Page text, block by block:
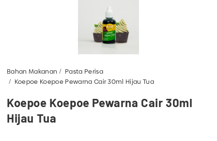
Bahan Makanan
Pasta Perisa
Koepoe Koepoe Pewarna Cair 30ml Hijau Tua
Koepoe Koepoe Pewarna Cair 30ml
Hijau Tua